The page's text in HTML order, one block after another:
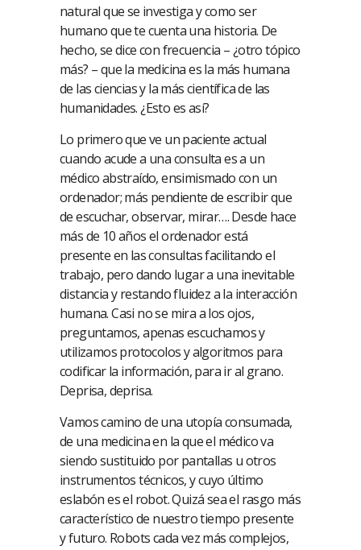
natural que se investiga y como ser
humano que te cuenta una historia. De
hecho, se dice con frecuencia – ¿otro tópico
más? – que la medicina es la más humana
de las ciencias y la más científica de las
humanidades. ¿Esto es así?
Lo primero que ve un paciente actual
cuando acude a una consulta es a un
médico abstraído, ensimismado con un
ordenador; más pendiente de escribir que
de escuchar, observar, mirar…. Desde hace
más de 10 años el ordenador está
presente en las consultas facilitando el
trabajo, pero dando lugar a una inevitable
distancia y restando fluidez a la interacción
humana. Casi no se mira a los ojos,
preguntamos, apenas escuchamos y
utilizamos protocolos y algoritmos para
codificar la información, para ir al grano.
Deprisa, deprisa.
Vamos camino de una utopía consumada,
de una medicina en la que el médico va
siendo sustituido por pantallas u otros
instrumentos técnicos, y cuyo último
eslabón es el robot. Quizá sea el rasgo más
característico de nuestro tiempo presente
y futuro. Robots cada vez más complejos,